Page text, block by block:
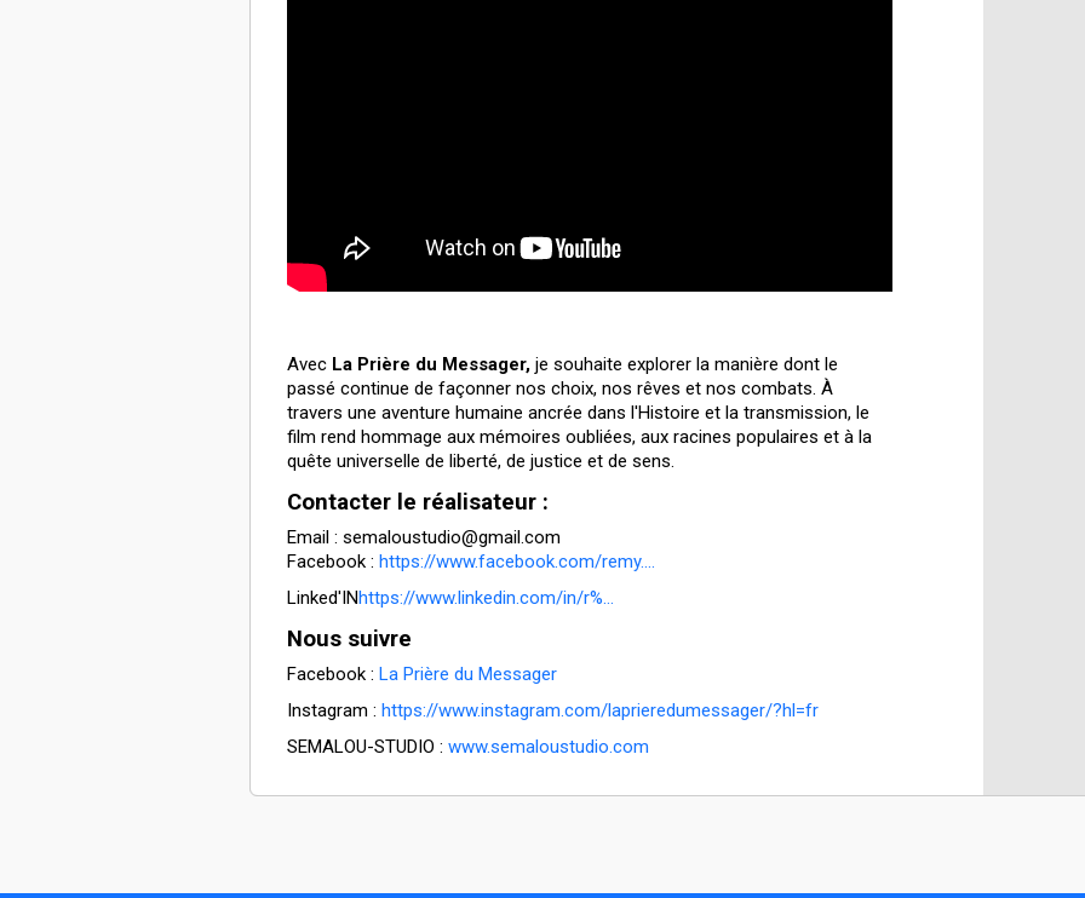
Avec La Prière du Messager, je souhaite explorer la manière dont le
passé continue de façonner nos choix, nos rêves et nos combats. À
travers une aventure humaine ancrée dans l'Histoire et la transmission, le
film rend hommage aux mémoires oubliées, aux racines populaires et à la
quête universelle de liberté, de justice et de sens.
Contacter le réalisateur :
Email : semaloustudio@gmail.com
Facebook : https://www.facebook.com/remy....
Linked'IN https://www.linkedin.com/in/r%...
Nous suivre
Facebook : La Prière du Messager
Instagram : https://www.instagram.com/laprieredumessager/?hl=fr
SEMALOU-STUDIO : www.semaloustudio.com